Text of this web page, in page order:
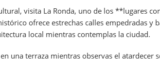
visita La Ronda, uno de los **lugares
ofrece estrechas calles empedradas y
local mientras contemplas la ciudad.
una terraza mientras observas el atardecer